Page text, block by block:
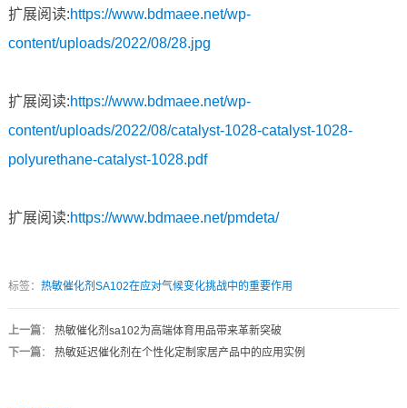
扩展阅读:https://www.bdmaee.net/wp-
content/uploads/2022/08/28.jpg
扩展阅读:https://www.bdmaee.net/wp-
content/uploads/2022/08/catalyst-1028-catalyst-1028-
polyurethane-catalyst-1028.pdf
扩展阅读:https://www.bdmaee.net/pmdeta/
标签： 热敏催化剂SA102在应对气候变化挑战中的重要作用
上一篇： 热敏催化剂sa102为高端体育用品带来革新突破
下一篇： 热敏延迟催化剂在个性化定制家居产品中的应用实例